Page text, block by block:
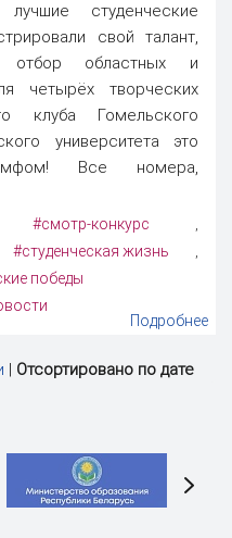
студенческие
свой талант,
отбор областных и
четырёх творческих
клуба Гомельского
университета это
Все номера,
#смотр-конкурс ,
#студенческая жизнь ,
победы
Подробнее
| Отсортировано по дате